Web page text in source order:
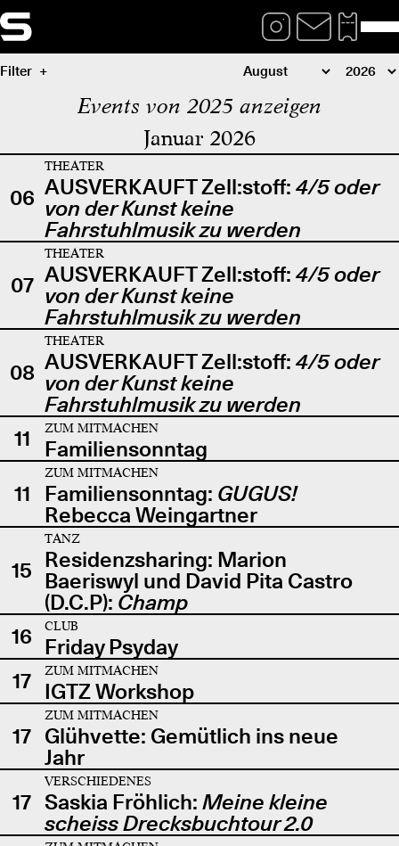
Filter
Events von 2025 anzeigen
Januar 2026
06
THEATER
AUSVERKAUFT Zell:stoff: 4/5 oder
von der Kunst keine
Fahrstuhlmusik zu werden
07
THEATER
AUSVERKAUFT Zell:stoff: 4/5 oder
von der Kunst keine
Fahrstuhlmusik zu werden
08
THEATER
AUSVERKAUFT Zell:stoff: 4/5 oder
von der Kunst keine
Fahrstuhlmusik zu werden
11
ZUM MITMACHEN
Familiensonntag
11
ZUM MITMACHEN
Familiensonntag: GUGUS!
Rebecca Weingartner
15
TANZ
Residenzsharing: Marion
Baeriswyl und David Pita Castro
(D.C.P): Champ
16
CLUB
Friday Psyday
17
ZUM MITMACHEN
IGTZ Workshop
17
ZUM MITMACHEN
Glühvette: Gemütlich ins neue
Jahr
17
VERSCHIEDENES
Saskia Fröhlich: Meine kleine
scheiss Drecksbuchtour 2.0